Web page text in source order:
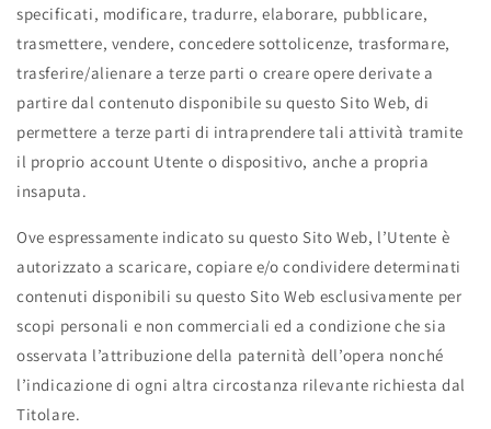
specificati, modificare, tradurre, elaborare, pubblicare,
trasmettere, vendere, concedere sottolicenze, trasformare,
trasferire/alienare a terze parti o creare opere derivate a
partire dal contenuto disponibile su questo Sito Web, di
permettere a terze parti di intraprendere tali attività tramite
il proprio account Utente o dispositivo, anche a propria
insaputa.
Ove espressamente indicato su questo Sito Web, l’Utente è
autorizzato a scaricare, copiare e/o condividere determinati
contenuti disponibili su questo Sito Web esclusivamente per
scopi personali e non commerciali ed a condizione che sia
osservata l’attribuzione della paternità dell’opera nonché
l’indicazione di ogni altra circostanza rilevante richiesta dal
Titolare.